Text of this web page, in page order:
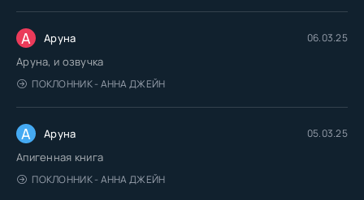
А Аруна 06.03.25
Аруна, и озвучка
ПОКЛОННИК - АННА ДЖЕЙН
А Аруна 05.03.25
Апигенная книга
ПОКЛОННИК - АННА ДЖЕЙН